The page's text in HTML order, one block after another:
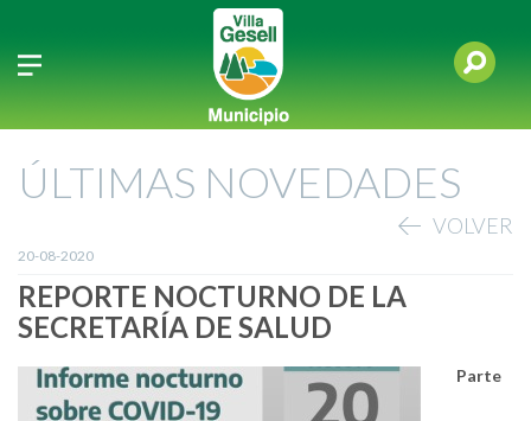
ÚLTIMAS NOVEDADES
VOLVER
20-08-2020
REPORTE NOCTURNO DE LA
SECRETARÍA DE SALUD
Parte